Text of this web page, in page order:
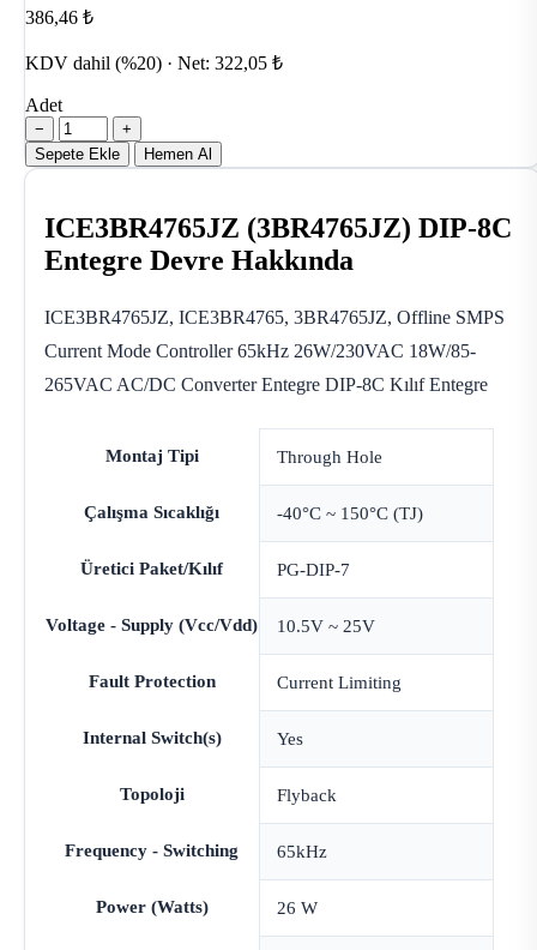
386,46 ₺
KDV dahil (%20) · Net: 322,05 ₺
Adet
−
+
Sepete Ekle
Hemen Al
ICE3BR4765JZ (3BR4765JZ) DIP-8C
Entegre Devre Hakkında
ICE3BR4765JZ, ICE3BR4765, 3BR4765JZ, Offline SMPS
Current Mode Controller 65kHz 26W/230VAC 18W/85-
265VAC AC/DC Converter Entegre DIP-8C Kılıf Entegre
Montaj Tipi Through Hole
Çalışma Sıcaklığı -40°C ~ 150°C (TJ)
Üretici Paket/Kılıf PG-DIP-7
Voltage - Supply (Vcc/Vdd) 10.5V ~ 25V
Fault Protection Current Limiting
Internal Switch(s) Yes
Topoloji Flyback
Frequency - Switching 65kHz
Power (Watts) 26 W